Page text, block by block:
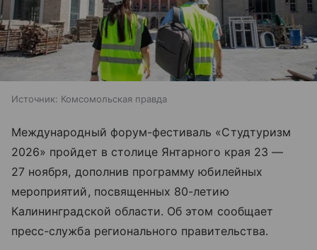
Источник: Комсомольская правда
Международный форум-фестиваль «Студтуризм
2026» пройдет в столице Янтарного края 23 —
27 ноября, дополнив программу юбилейных
мероприятий, посвященных 80-летию
Калининградской области. Об этом сообщает
пресс-служба регионального правительства.